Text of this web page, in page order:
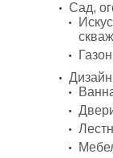
Сад,
Дизайн